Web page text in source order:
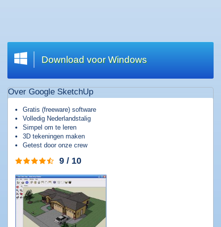
zoekt
u?
20
downloads
Software
downloaden
Games
downloaden
downloaden
Films
downloaden
Apps
downloaden
Download voor Windows
Over Google SketchUp
Gratis (freeware) software
Volledig Nederlandstalig
Simpel om te leren
3D tekeningen maken
Getest door onze crew
9 / 10